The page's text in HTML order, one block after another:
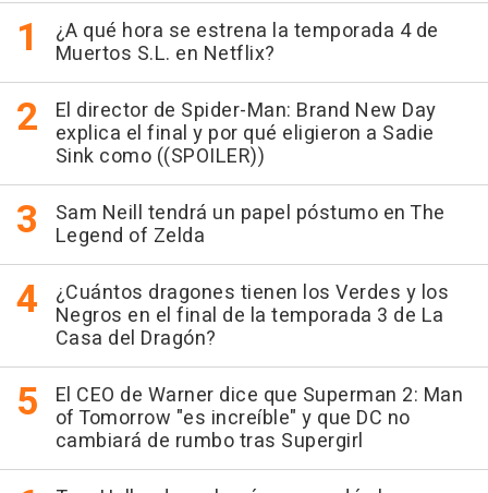
¿A qué hora se estrena la temporada 4 de
Muertos S.L. en Netflix?
El director de Spider-Man: Brand New Day
explica el final y por qué eligieron a Sadie
Sink como ((SPOILER))
Sam Neill tendrá un papel póstumo en The
Legend of Zelda
¿Cuántos dragones tienen los Verdes y los
Negros en el final de la temporada 3 de La
Casa del Dragón?
El CEO de Warner dice que Superman 2: Man
of Tomorrow "es increíble" y que DC no
cambiará de rumbo tras Supergirl